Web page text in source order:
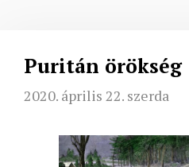
Puritán örökség
2020. április 22. szerda